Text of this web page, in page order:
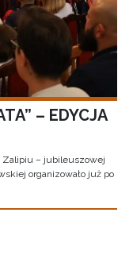
– EDYCJA
Zalipiu – jubileuszowej
organizowało już po